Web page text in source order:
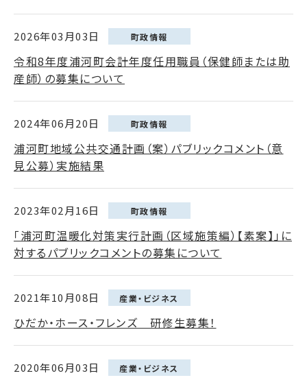
2026年03月03日 町政情報
令和8年度浦河町会計年度任用職員（保健師または助
産師）の募集について
2024年06月20日 町政情報
浦河町地域公共交通計画（案）パブリックコメント（意
見公募）実施結果
2023年02月16日 町政情報
「浦河町温暖化対策実行計画（区域施策編）【素案】」に
対するパブリックコメントの募集について
2021年10月08日 産業・ビジネス
ひだか・ホース・フレンズ 研修生募集！
2020年06月03日 産業・ビジネス